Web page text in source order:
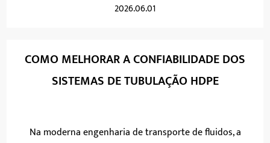
2026.06.01
COMO MELHORAR A CONFIABILIDADE DOS
SISTEMAS DE TUBULAÇÃO HDPE
Na moderna engenharia de transporte de fluidos, a